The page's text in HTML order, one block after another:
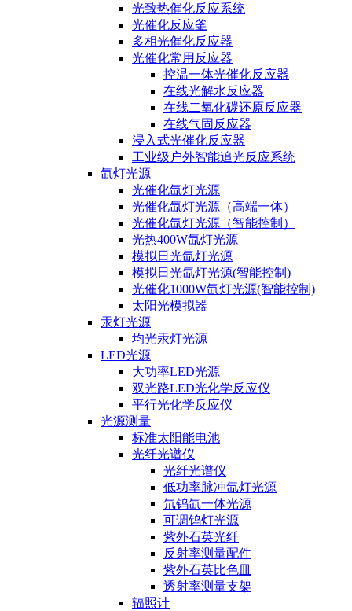
光致热催化反应系统
光催化反应釜
多相光催化反应器
光催化常用反应器
控温一体光催化反应器
在线光解水反应器
在线二氧化碳还原反应器
在线气固反应器
浸入式光催化反应器
工业级户外智能追光反应系统
氙灯光源
光催化氙灯光源
光催化氙灯光源（高端一体）
光催化氙灯光源（智能控制）
光热400W氙灯光源
模拟日光氙灯光源
模拟日光氙灯光源(智能控制)
光催化1000W氙灯光源(智能控制)
太阳光模拟器
汞灯光源
均光汞灯光源
LED光源
大功率LED光源
双光路LED光化学反应仪
平行光化学反应仪
光源测量
标准太阳能电池
光纤光谱仪
光纤光谱仪
低功率脉冲氙灯光源
氘钨氙一体光源
可调钨灯光源
紫外石英光纤
反射率测量配件
紫外石英比色皿
透射率测量支架
辐照计